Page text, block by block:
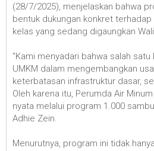
(28/7/2025), menjelaskan bahwa
bentuk dukungan konkret
kelas yang sedang digaungkan
"Kami menyadari bahwa salah
UMKM dalam mengembangkan
keterbatasan infrastruktur dasar,
Oleh karena itu, Perumda Air
nyata melalui program 1.000
Adhie Zein.
Menurutnya, program ini tidak